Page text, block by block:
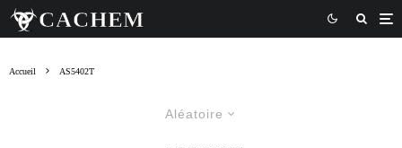
Accueil AS5402T
Aléatoire